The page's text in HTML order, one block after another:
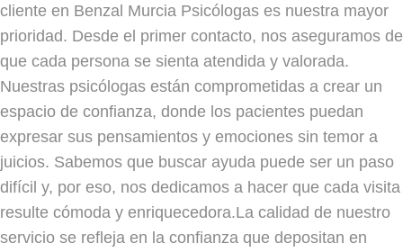
cliente en Benzal Murcia Psicólogas es nuestra mayor
prioridad. Desde el primer contacto, nos aseguramos de
que cada persona se sienta atendida y valorada.
Nuestras psicólogas están comprometidas a crear un
espacio de confianza, donde los pacientes puedan
expresar sus pensamientos y emociones sin temor a
juicios. Sabemos que buscar ayuda puede ser un paso
difícil y, por eso, nos dedicamos a hacer que cada visita
resulte cómoda y enriquecedora.La calidad de nuestro
servicio se refleja en la confianza que depositan en